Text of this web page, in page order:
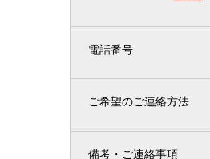
電話番号
ご希望のご連絡方法
備考・ご連絡事項